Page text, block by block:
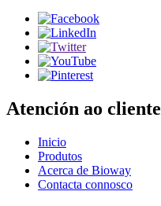
Atención ao cliente
Inicio
Produtos
Acerca de Bioway
Contacta connosco